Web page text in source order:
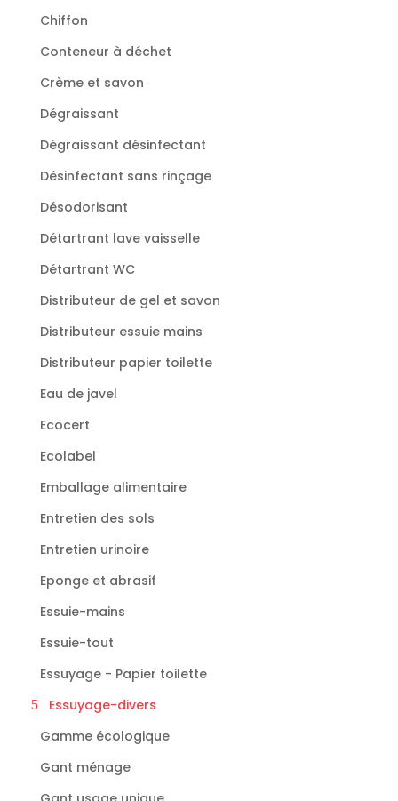
Chiffon
Conteneur à déchet
Crème et savon
Dégraissant
Dégraissant désinfectant
Désinfectant sans rinçage
Désodorisant
Détartrant lave vaisselle
Détartrant WC
Distributeur de gel et savon
Distributeur essuie mains
Distributeur papier toilette
Eau de javel
Ecocert
Ecolabel
Emballage alimentaire
Entretien des sols
Entretien urinoire
Eponge et abrasif
Essuie-mains
Essuie-tout
Essuyage - Papier toilette
Essuyage-divers
Gamme écologique
Gant ménage